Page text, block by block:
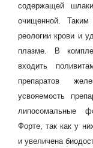
содержащей
очищенной.
реологии крови и
плазме. В
входить
препаратов
усвояемость
липосомальные
Форте, так как у
и увеличена